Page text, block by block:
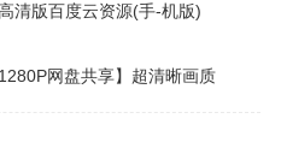
清版百度云资源(手-机版)
网盘共享】超清晰画质